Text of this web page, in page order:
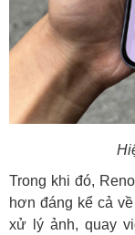
Trong khi đó,
hơn đáng kể cả
xử lý ảnh, quay